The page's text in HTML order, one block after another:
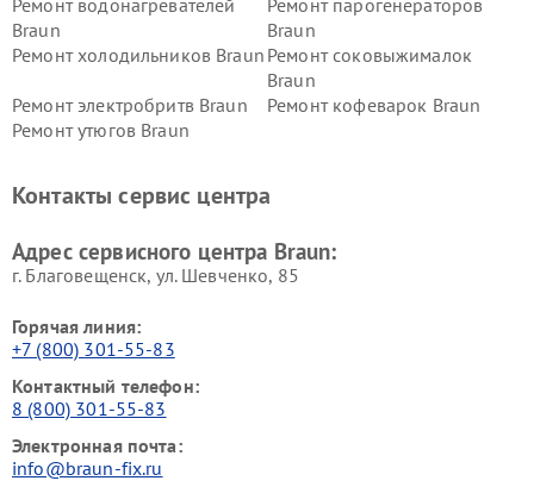
Ремонт водонагревателей
Braun
Ремонт парогенераторов
Braun
Ремонт холодильников Braun Ремонт соковыжималок
Braun
Ремонт электробритв Braun
Ремонт кофеварок Braun
Ремонт утюгов Braun
Контакты сервис центра
Адрес сервисного центра Braun:
г. Благовещенск, ул. Шевченко, 85
Горячая линия:
+7 (800) 301-55-83
Контактный телефон:
8 (800) 301-55-83
Электронная почта:
info@braun-fix.ru